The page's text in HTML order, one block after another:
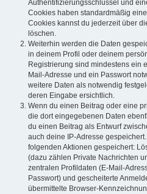
Authentifizierungsschlüssel und
Cookies haben standardmäßig
Cookies kannst du jederzeit über
löschen.
Weiterhin werden die Daten
in deinem Profil oder deinem
Registrierung sind mindestens ein
Mail-Adresse und ein Passwort
weitere Daten als notwendig
deren Eingabe ersichtlich.
Wenn du einen Beitrag oder eine
die dort eingegebenen Daten
du einen Beitrag als Entwurf
auch deine IP-Adresse
folgenden Aktionen gespeichert:
(dazu zählen Private Nachrichten
zentralen Profildaten (E-Mail-
Passwort) und gescheiterte
übermittelte Browser-